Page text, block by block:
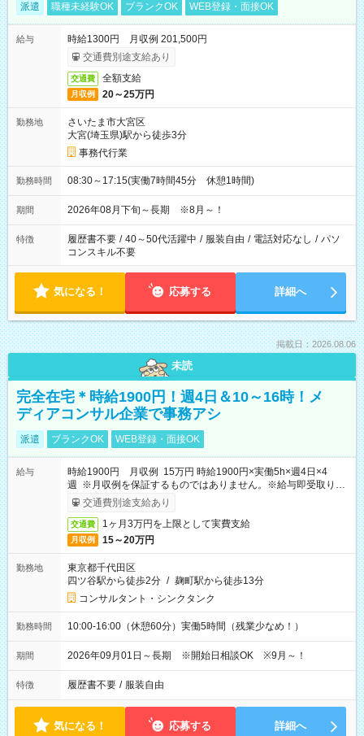
派遣 職種未経験OK ブランクOK WEB登録・面接OK
給与
時給1300円 月収例 201,500円
交通費別途支給あり
交通費 全額支給
月収例 20～25万円
勤務地
さいたま市大宮区
大宮(埼玉県)駅から徒歩3分
事務代行業
勤務時間 08:30～17:15(実働7時間45分 休憩1時間)
期間 2026年08月下旬～長期 ※8月～！
特徴 履歴書不要 / 40～50代活躍中 / 服装自由 / 電話対応なし / パソ
コンスキル不要
気になる！ 応募する 詳細へ
掲載日：2026.08.06
未読
完全在宅＊時給1900円！週4日＆10～16時！メ
ディアコンサル企業で事務アシ
派遣 ブランクOK WEB登録・面接OK
給与
時給1900円 月収例 15万円 時給1900円×実働5h×週4日×4
週 ※月収例を保証するものではありません。※給与即受取りサ
ービス利用可（利用条件有）
交通費別途支給あり
交通費 1ヶ月3万円を上限として実費支給
月収例 15～20万円
勤務地
東京都千代田区
四ツ谷駅から徒歩2分 / 麹町駅から徒歩13分
コンサルタント・シンクタンク
勤務時間 10:00-16:00（休憩60分）実働5時間（残業少なめ！）
期間 2026年09月01日～長期 ※開始日相談OK ※9月～！
特徴 履歴書不要 / 服装自由
気になる！ 応募する 詳細へ